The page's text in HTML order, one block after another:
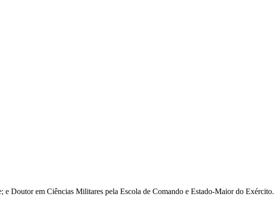
Doutor em Ciências Militares pela Escola de Comando e Estado-Maior do Exército.